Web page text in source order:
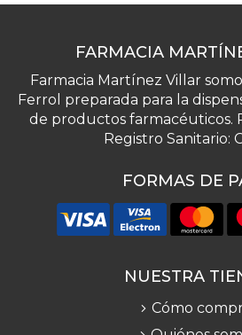
FARMACIA
Farmacia Martínez Villar
Ferrol preparada para la
de productos farmacéuticos.
Registro Sanitario:
FORMAS DE
NUESTRA
Cómo